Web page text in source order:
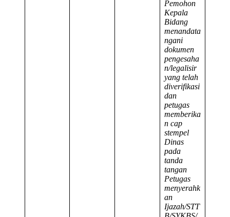
Pemohon
Kepala
Bidang
menandata
ngani
dokumen
pengesaha
n/legalisir
yang telah
diverifikasi
dan
petugas
memberika
n cap
stempel
Dinas
pada
tanda
tangan
Petugas
menyerahk
an
Ijazah/STT